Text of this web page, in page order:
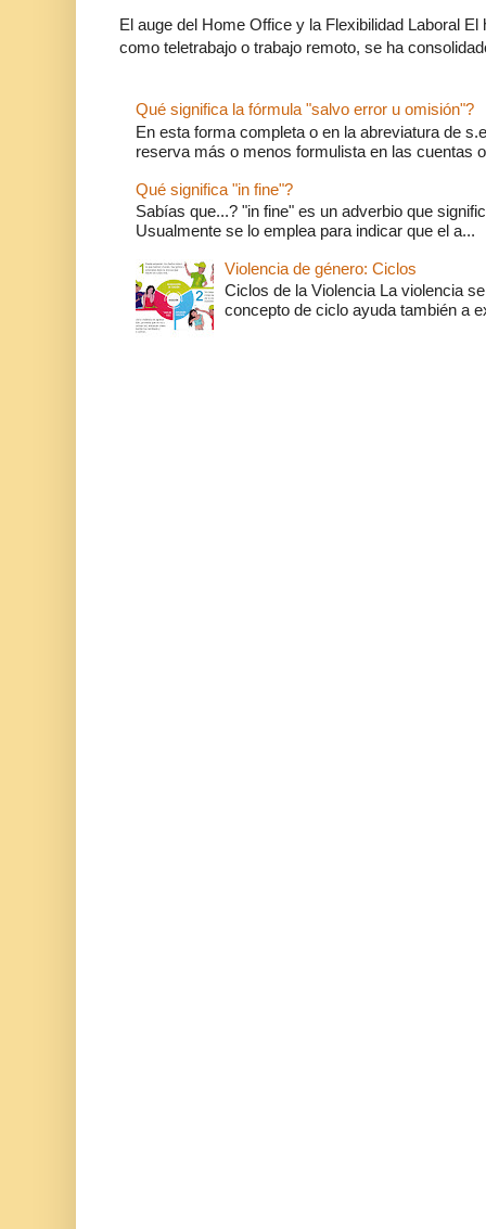
El auge del Home Office y la Flexibilidad Laboral
como teletrabajo o trabajo remoto, se ha
Qué significa la fórmula "salvo error u omisión"?
En esta forma completa o en la abreviatura de
reserva más o menos formulista en las cuentas
Qué significa "in fine"?
Sabías que...? "in fine" es un adverbio que
Usualmente se lo emplea para indicar que el a...
Violencia de género: Ciclos
Ciclos de la Violencia La violencia
concepto de ciclo ayuda también a